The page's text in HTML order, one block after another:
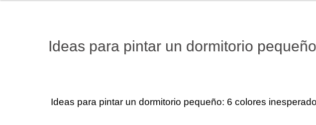
Ideas para pintar un dormitorio
Ideas para pintar un dormitorio pequeño: 6 colores